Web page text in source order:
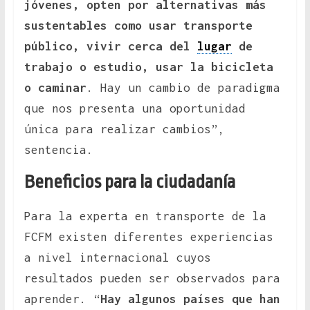
jóvenes, opten por alternativas más
sustentables como usar transporte
público, vivir cerca del lugar de
trabajo o estudio, usar la bicicleta
o caminar . Hay un cambio de paradigma
que nos presenta una oportunidad
única para realizar cambios”,
sentencia.
Beneficios para la ciudadanía
Para la experta en transporte de la
FCFM existen diferentes experiencias
a nivel internacional cuyos
resultados pueden ser observados para
aprender. “Hay algunos países que han